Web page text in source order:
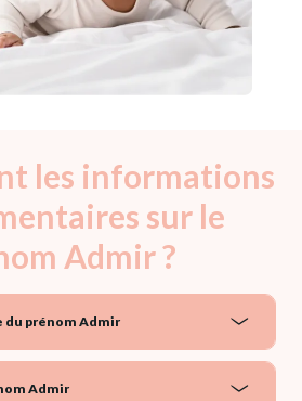
les informations
sur le
Admir ?
prénom Admir
Admir